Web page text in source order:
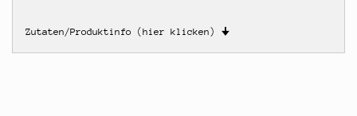
Zutaten/Produktinfo (hier klicken) 🠋